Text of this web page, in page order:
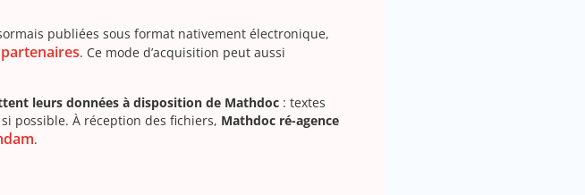
publiées sous format nativement électronique,
. Ce mode d’acquisition peut aussi
leurs données à disposition de Mathdoc : textes
possible. À réception des fichiers, Mathdoc ré-agence
.